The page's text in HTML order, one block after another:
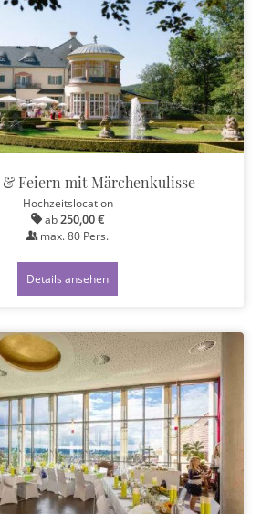
Feiern mit Märchenkulisse
Hochzeitslocation
ab250,00 €
max. 80 Pers.
Details ansehen